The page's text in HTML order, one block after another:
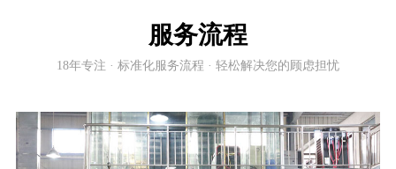
服务流程
18年专注 · 标准化服务流程 · 轻松解决您的顾虑担忧